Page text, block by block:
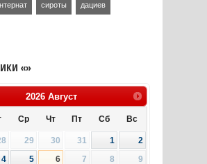
сироты дациев
«»
2026 Август
Ср Чт Пт Сб Вс
29 30 31 1
2
4 5 6 7 8
9